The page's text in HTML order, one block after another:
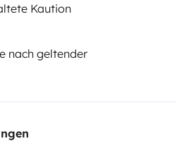
Kaution
nach geltender